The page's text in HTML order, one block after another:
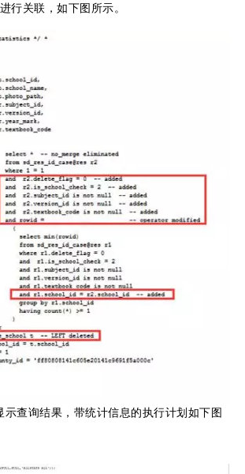
行关联，如下图所示。
示查询结果，带统计信息的执行计划如下图